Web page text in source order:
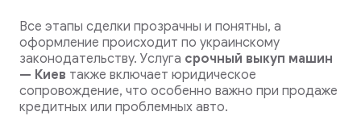
Все этапы сделки прозрачны и понятны, а
оформление происходит по украинскому
законодательству. Услуга срочный выкуп машин
— Киев также включает юридическое
сопровождение, что особенно важно при продаже
кредитных или проблемных авто.